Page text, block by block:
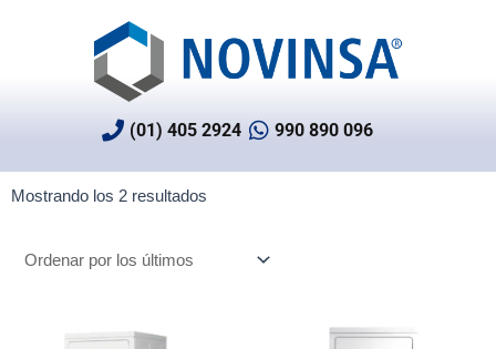
(01) 405 2924 990 890 096
Mostrando los 2 resultados